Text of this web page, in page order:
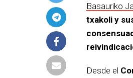
Basauriko
txakoli y
Desde el